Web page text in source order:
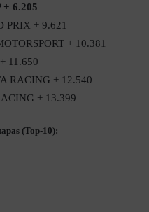
6.205
PRIX + 9.621
+ 10.381
11.650
RACING + 12.540
+ 13.399
(Top-10):